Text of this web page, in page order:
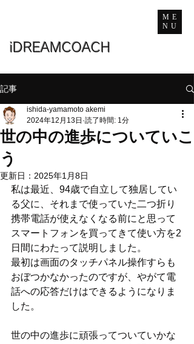
ME
NU
iDREAMCOACH
記事
世の中の進歩についていこ
う
ishida-yamamoto akemi
2024年12月13日 読了時間: 1分
更新日： 2025年1月8日
私は最近、94歳で自立して独居してい
る父に、それまで使っていた二つ折り
携帯電話が使えなくなる前にと思って
スマートフォンを買ってきて使い方を2
日間にわたって説明しました。
最初は画面のタッチパネル操作すらも
おぼつかなかったのですが、やがて電
話への応答だけはできるようになりま
した。
世の中の進歩に頑張ってついていかな